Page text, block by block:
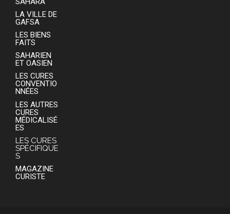
LA VILLE DE
GAFSA
LES BIENS
FAITS
SAHARIEN
ET OASIEN
LES CURES
CONVENTIO
NNÉES
LES AUTRES
CURES
MÉDICALISÉ
ES
LES CURES
SPÉCIFIQUE
S
MAGAZINE
CURISTE